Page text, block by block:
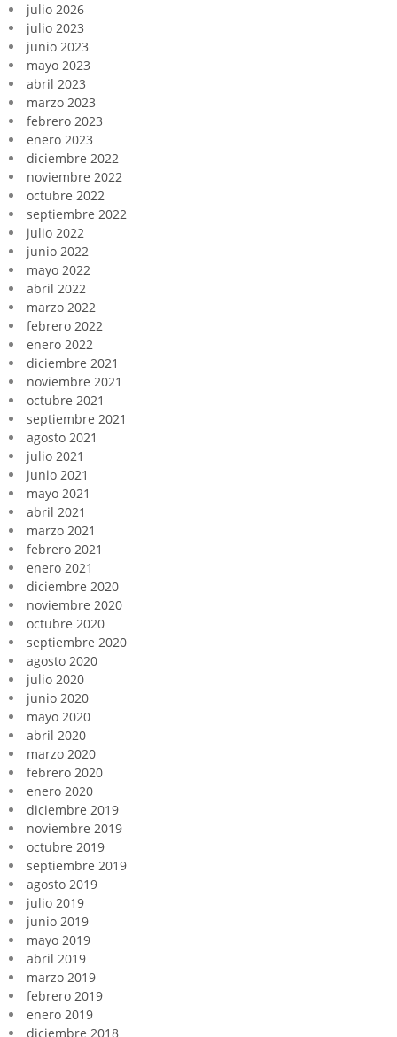
julio 2026
julio 2023
junio 2023
mayo 2023
abril 2023
marzo 2023
febrero 2023
enero 2023
diciembre 2022
noviembre 2022
octubre 2022
septiembre 2022
julio 2022
junio 2022
mayo 2022
abril 2022
marzo 2022
febrero 2022
enero 2022
diciembre 2021
noviembre 2021
octubre 2021
septiembre 2021
agosto 2021
julio 2021
junio 2021
mayo 2021
abril 2021
marzo 2021
febrero 2021
enero 2021
diciembre 2020
noviembre 2020
octubre 2020
septiembre 2020
agosto 2020
julio 2020
junio 2020
mayo 2020
abril 2020
marzo 2020
febrero 2020
enero 2020
diciembre 2019
noviembre 2019
octubre 2019
septiembre 2019
agosto 2019
julio 2019
junio 2019
mayo 2019
abril 2019
marzo 2019
febrero 2019
enero 2019
diciembre 2018